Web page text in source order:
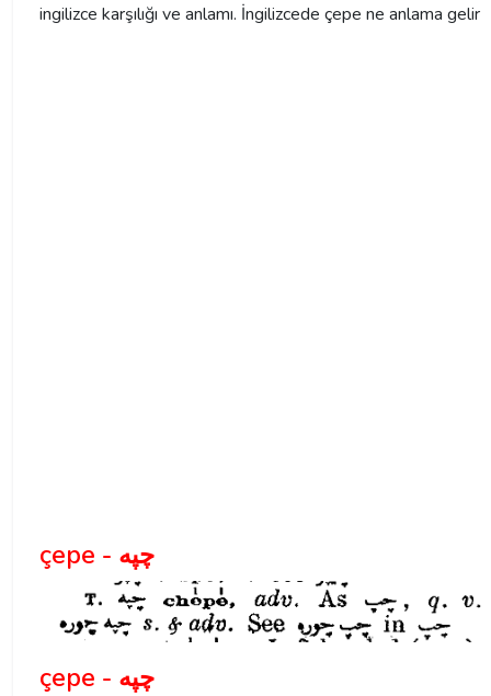
ingilizce karşılığı ve anlamı. İngilizcede çepe ne anlama gelir
çepe - چپه
çepe - چپه